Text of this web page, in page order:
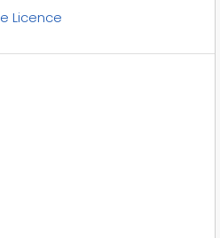
Licence